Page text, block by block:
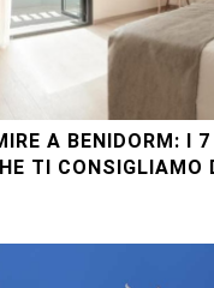
A BENIDORM: I
TI CONSIGLIAMO